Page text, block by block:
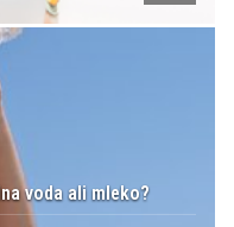
voda ali mleko?